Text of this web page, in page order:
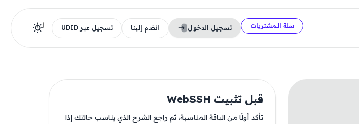
سلة المشتريات تسجيل الدخول انضم إلينا تسجيل عبر UDID
قبل تثبيت WebSSH
تأكد أولًا من الباقة المناسبة، ثم راجع الشرح الذي يناسب حالتك إذا